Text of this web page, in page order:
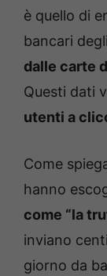
è quello di
bancari
dalle carte
Questi dati
utenti a
Come
hanno
come “la
inviano
giorno da